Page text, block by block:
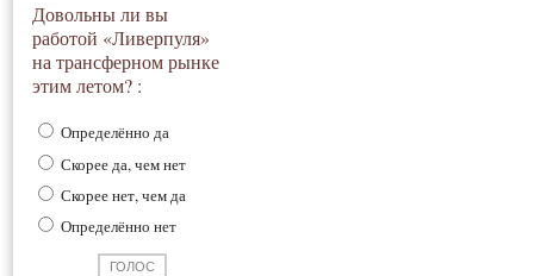
Довольны ли вы
работой «Ливерпуля»
на трансферном рынке
этим летом? :
Определённо да
Скорее да, чем нет
Скорее нет, чем да
Определённо нет